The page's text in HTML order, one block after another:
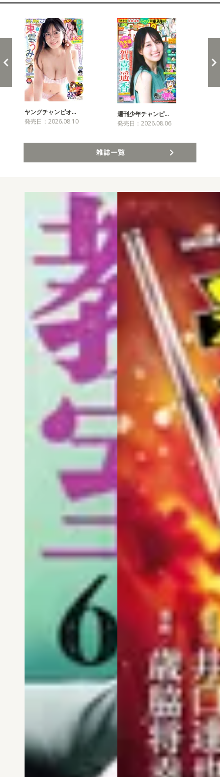
ヤングチャンピオ…
発売日：2026.08.10
週刊少年チャンピ…
発売日：2026.08.06